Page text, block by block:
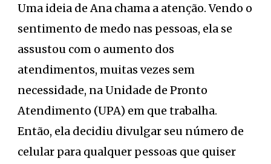
Uma ideia de Ana chama a atenção. Vendo o
sentimento de medo nas pessoas, ela se
assustou com o aumento dos
atendimentos, muitas vezes sem
necessidade, na Unidade de Pronto
Atendimento (UPA) em que trabalha.
Então, ela decidiu divulgar seu número de
celular para qualquer pessoas que quiser